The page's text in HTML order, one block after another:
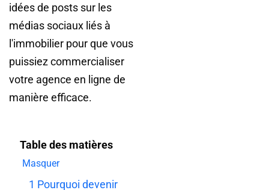
idées de posts sur les
médias sociaux liés à
l'immobilier pour que vous
puissiez commercialiser
votre agence en ligne de
manière efficace.
Table des matières
Masquer
1 Pourquoi devenir